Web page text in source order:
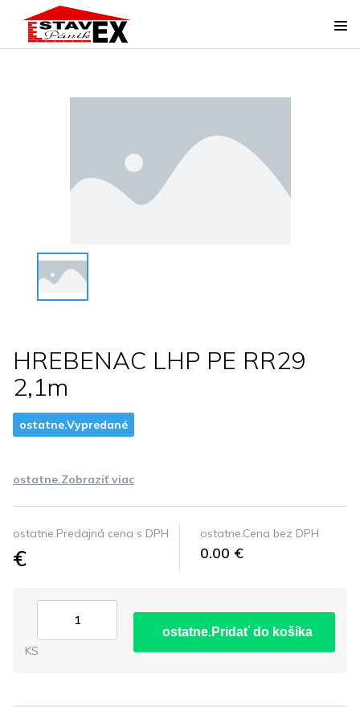
HREBENAC LHP PE RR29
2,1m
ostatne.Vypredané
ostatne.Zobraziť viac
ostatne.Predajná cena s DPH
€
ostatne.Cena bez DPH
0.00 €
KS
ostatne.Pridať do košíka